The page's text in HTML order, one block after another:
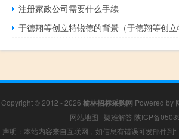
注册家政公司需要什么手续
Copyright © 2012 - 2026 榆林招标采购网 Powered by
| 网站地图 | 疑难解答 陕ICP备
声明：本站内容来自互联网，如信息有错误可发邮件到